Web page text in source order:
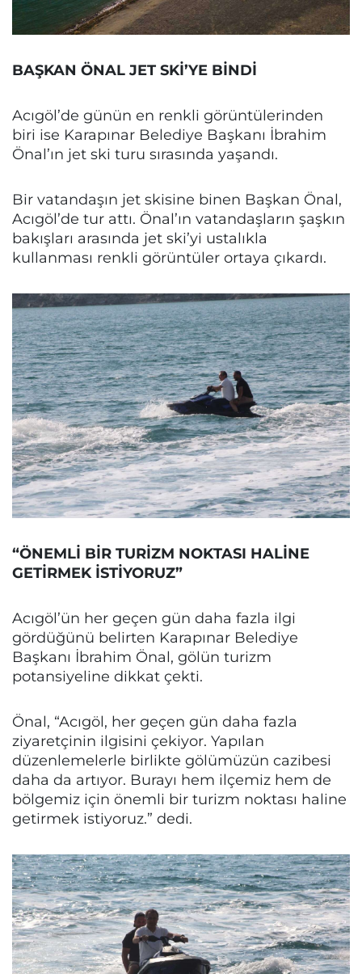
BAŞKAN ÖNAL JET SKİ’YE BİNDİ
Acıgöl’de günün en renkli görüntülerinden
biri ise Karapınar Belediye Başkanı İbrahim
Önal’ın jet ski turu sırasında yaşandı.
Bir vatandaşın jet skisine binen Başkan Önal,
Acıgöl’de tur attı. Önal’ın vatandaşların şaşkın
bakışları arasında jet ski’yi ustalıkla
kullanması renkli görüntüler ortaya çıkardı.
“ÖNEMLİ BİR TURİZM NOKTASI HALİNE
GETİRMEK İSTİYORUZ”
Acıgöl’ün her geçen gün daha fazla ilgi
gördüğünü belirten Karapınar Belediye
Başkanı İbrahim Önal, gölün turizm
potansiyeline dikkat çekti.
Önal, “Acıgöl, her geçen gün daha fazla
ziyaretçinin ilgisini çekiyor. Yapılan
düzenlemelerle birlikte gölümüzün cazibesi
daha da artıyor. Burayı hem ilçemiz hem de
bölgemiz için önemli bir turizm noktası haline
getirmek istiyoruz.” dedi.